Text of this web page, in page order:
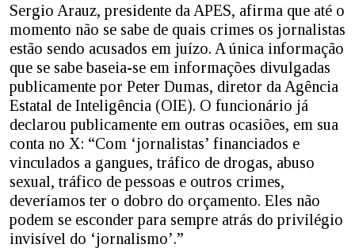
Sergio Arauz, presidente da APES, afirma que até o
momento não se sabe de quais crimes os jornalistas
estão sendo acusados em juízo. A única informação
que se sabe baseia-se em informações divulgadas
publicamente por Peter Dumas, diretor da Agência
Estatal de Inteligência (OIE). O funcionário já
declarou publicamente em outras ocasiões, em sua
conta no X: “Com ‘jornalistas’ financiados e
vinculados a gangues, tráfico de drogas, abuso
sexual, tráfico de pessoas e outros crimes,
deveríamos ter o dobro do orçamento. Eles não
podem se esconder para sempre atrás do privilégio
invisível do ‘jornalismo’.”